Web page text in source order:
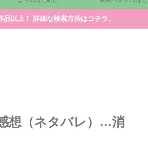
品以上！ 詳細な検索方法はコチラ。
想（ネタバレ）…消